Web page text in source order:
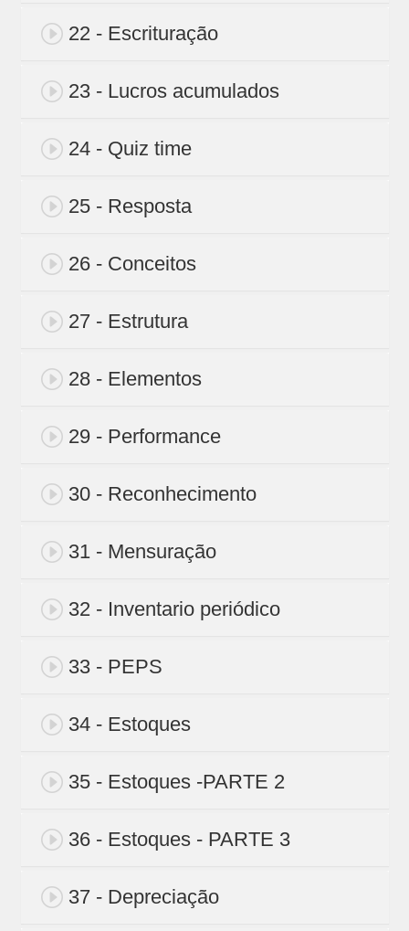
22 - Escrituração
23 - Lucros acumulados
24 - Quiz time
25 - Resposta
26 - Conceitos
27 - Estrutura
28 - Elementos
29 - Performance
30 - Reconhecimento
31 - Mensuração
32 - Inventario periódico
33 - PEPS
34 - Estoques
35 - Estoques -PARTE 2
36 - Estoques - PARTE 3
37 - Depreciação